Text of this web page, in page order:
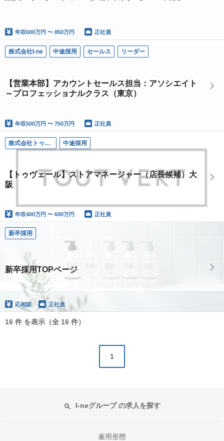
年収600万円 〜 850万円 正社員
株式会社I-ne 中途採用 セールス リーダー
【営業本部】アカウントセールス担当：アソシエイト
～プロフェッショナルクラス（東京）
年収500万円 〜 750万円 正社員
株式会社トゥヴェール 中途採用
【トゥヴェール】ストアマネージャー（店長候補）大
阪
年収400万円 〜 600万円 正社員
新卒採用
新卒採用TOPページ
応相談 正社員
16 件 を表示（全 16 件）
1
I-neグループ の求人を探す
雇用形態